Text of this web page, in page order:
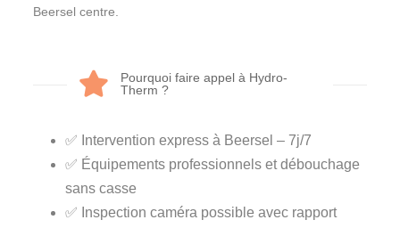
Beersel centre.
Pourquoi faire appel à Hydro-
Therm ?
✅ Intervention express à Beersel – 7j/7
✅ Équipements professionnels et débouchage
sans casse
✅ Inspection caméra possible avec rapport